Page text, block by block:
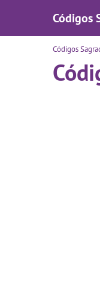
Códigos
Códigos